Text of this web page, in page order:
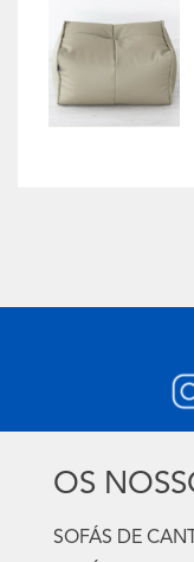
OS
SOFÁS DE